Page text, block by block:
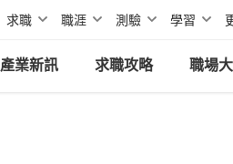
求職 職涯 測驗 學習
產業新訊 求職攻略 職場